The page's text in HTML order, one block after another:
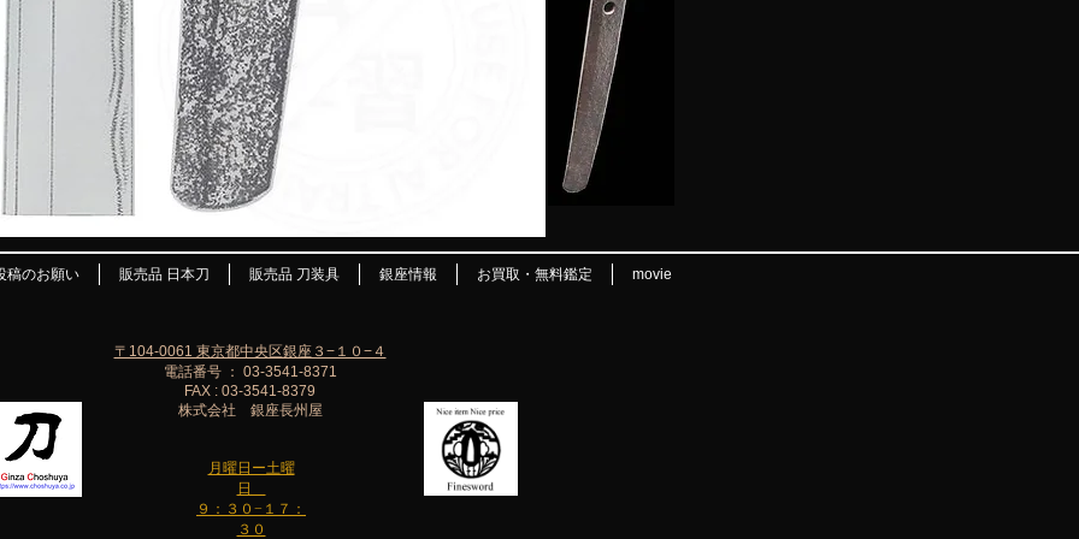
稿のお願い 販売品 日本刀 販売品 刀装具 銀座情報 お買取・無料鑑定 movie
月曜日ー土曜
日
９：３０−１７：
３０
〒104-0061 東京都中央区銀座３−１０−４
電話番号 ： 03-3541-8371
FAX : 03-3541-8379
株式会社 銀座長州屋